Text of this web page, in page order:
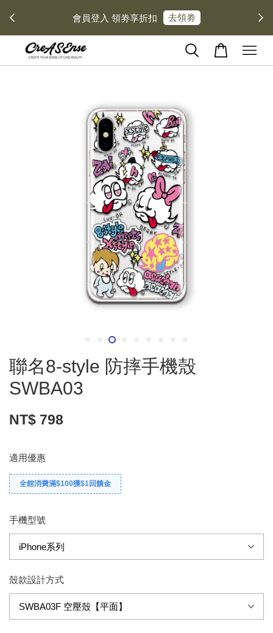
會員登入 領劵享折扣 去領劵
聯名8-style 防摔手機殼
SWBA03
NT$ 798
適用優惠
全館消費滿$100獲$1回饋金
手機型號
殼款設計方式